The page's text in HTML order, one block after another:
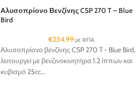
Αλυσοπρίονο Βενζίνης CSP 270 T – Blue
Bird
€234,99 με ΦΠΑ
Αλυσοπρίονο βενζίνης CSP 270 T - Blue Bird,
λειτουργεί με βενζινοκινητήρα 1.2 ίππων και
κυβισμό 25cc...